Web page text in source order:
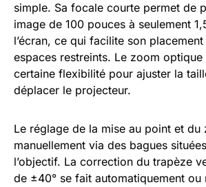
simple. Sa focale courte permet de
image de 100 pouces à seulement
l’écran, ce qui facilite son
espaces restreints. Le zoom
certaine flexibilité pour ajuster la
déplacer le projecteur.
Le réglage de la mise au point et du
manuellement via des bagues
l’objectif. La correction du trapèze
de ±40° se fait automatiquement ou